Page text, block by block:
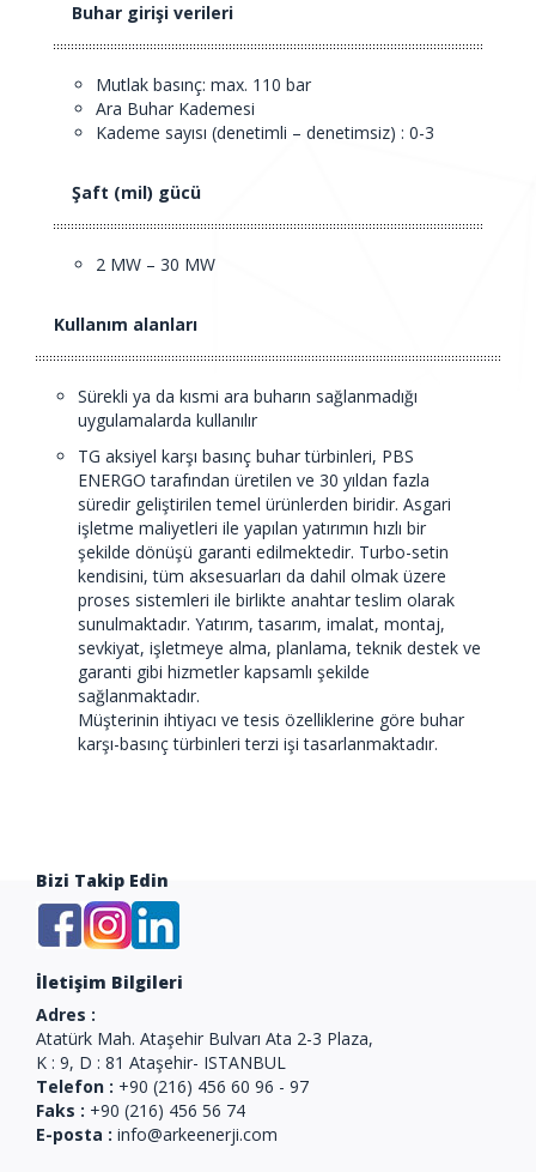
Buhar girişi verileri
Mutlak basınç: max. 110 bar
Ara Buhar Kademesi
Kademe sayısı (denetimli – denetimsiz) : 0-3
Şaft (mil) gücü
2 MW – 30 MW
Kullanım alanları
Sürekli ya da kısmi ara buharın sağlanmadığı
uygulamalarda kullanılır
TG aksiyel karşı basınç buhar türbinleri, PBS
ENERGO tarafından üretilen ve 30 yıldan fazla
süredir geliştirilen temel ürünlerden biridir. Asgari
işletme maliyetleri ile yapılan yatırımın hızlı bir
şekilde dönüşü garanti edilmektedir. Turbo-setin
kendisini, tüm aksesuarları da dahil olmak üzere
proses sistemleri ile birlikte anahtar teslim olarak
sunulmaktadır. Yatırım, tasarım, imalat, montaj,
sevkiyat, işletmeye alma, planlama, teknik destek ve
garanti gibi hizmetler kapsamlı şekilde
sağlanmaktadır.
Müşterinin ihtiyacı ve tesis özelliklerine göre buhar
karşı-basınç türbinleri terzi işi tasarlanmaktadır.
Bizi Takip Edin
İletişim Bilgileri
Adres :
Atatürk Mah. Ataşehir Bulvarı Ata 2-3 Plaza,
K : 9, D : 81 Ataşehir- ISTANBUL
Telefon : +90 (216) 456 60 96 - 97
Faks : +90 (216) 456 56 74
E-posta : info@arkeenerji.com